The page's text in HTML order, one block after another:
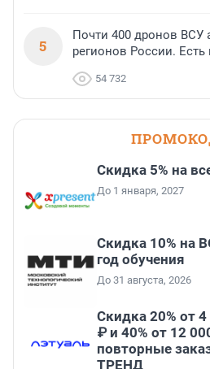
5
Почти 400 дронов ВСУ
регионов России.
54 732
Скидка 5% на
До 1 января, 2027
Скидка 10% на
год обучения
До 31 августа, 2026
Скидка 20% от
₽ и 40% от 12
повторные
ТРЕНД